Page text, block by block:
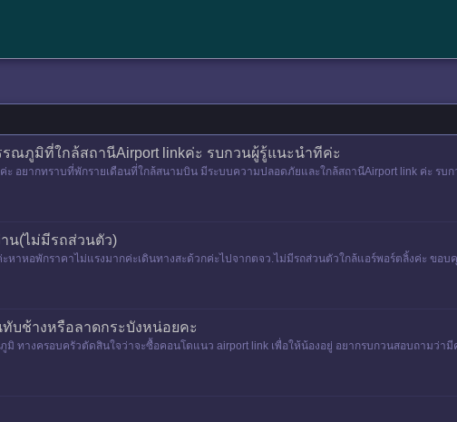
ณภูมิที่ใกล้สถานีAirport linkค่ะ รบกวนผู้รู้แนะนำทีค่ะ
อยากทราบที่พักรายเดือนที่ใกล้สนามบิน มีระบบความปลอดภัยและใกล้สถานีAirport link ค่ะ ร
น(ไม่มีรถส่วนตัว)
าหอพักราคาไม่แรงมากค่ะเดินทางสะด้วกค่ะไปจากตจว.ไม่มีรถส่วนตัวใกล้แอร์พอร์ตลิ้งค่ะ ขอบ
บช้างหรือลาดกระบังหน่อยคะ
ทางครอบครัวตัดสินใจว่าจะซื้อคอนโดแนว airport link เพื่อให้น้องอยู่ อยากรบกวนสอบถามว่า